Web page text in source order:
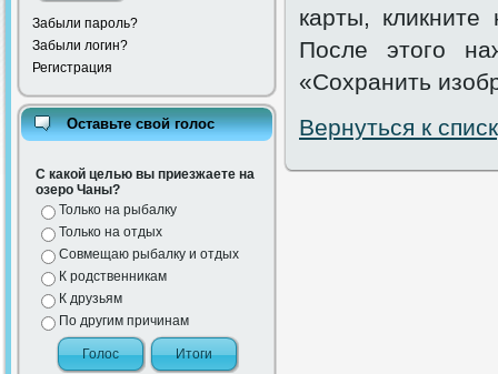
Забыли пароль?
Забыли логин?
Регистрация
Оставьте свой голос
С какой целью вы приезжаете на
озеро Чаны?
Только на рыбалку
Только на отдых
Совмещаю рыбалку и отдых
К родственникам
К друзьям
По другим причинам
карты,
После этого
«Сохранить
Вернуться к